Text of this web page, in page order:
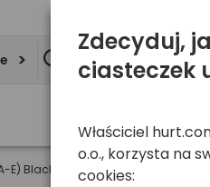
E) Black
Zdecyduj,
ciasteczek
Właściciel
o.o., korzysta na
cookies: